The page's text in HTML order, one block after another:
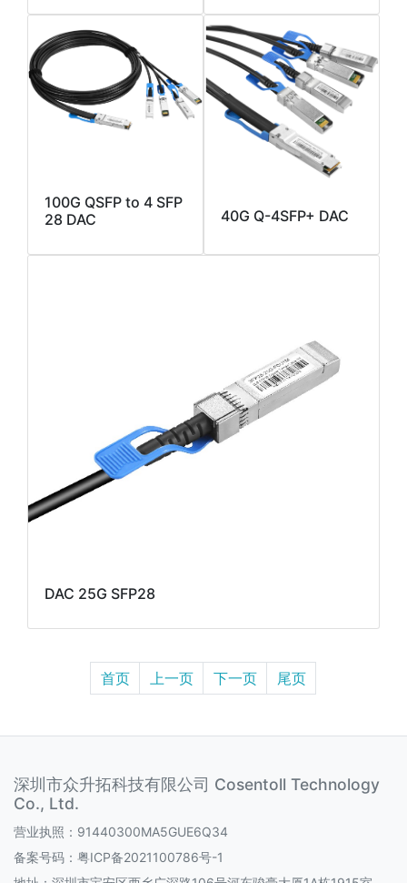
100G QSFP to 4 SFP
28 DAC
40G Q-4SFP+ DAC
DAC 25G SFP28
首页 上一页 下一页 尾页
深圳市众升拓科技有限公司 Cosentoll Technology
Co., Ltd.
营业执照：91440300MA5GUE6Q34
备案号码： 粤ICP备2021100786号-1